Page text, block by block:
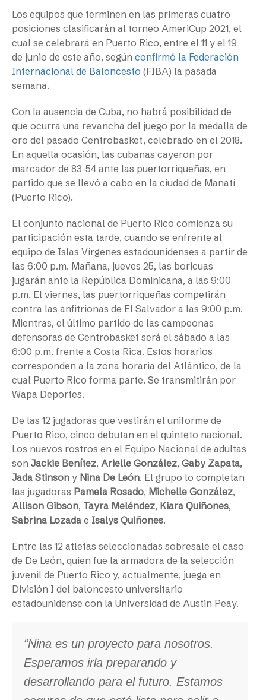
Los equipos que terminen en las primeras cuatro
posiciones clasificarán al torneo AmeriCup 2021, el
cual se celebrará en Puerto Rico, entre el 11 y el 19
de junio de este año, según confirmó la Federación
Internacional de Baloncesto (FIBA) la pasada
semana.
Con la ausencia de Cuba, no habrá posibilidad de
que ocurra una revancha del juego por la medalla de
oro del pasado Centrobasket, celebrado en el 2018.
En aquella ocasión, las cubanas cayeron por
marcador de 83-54 ante las puertorriqueñas, en
partido que se llevó a cabo en la ciudad de Manatí
(Puerto Rico).
El conjunto nacional de Puerto Rico comienza su
participación esta tarde, cuando se enfrente al
equipo de Islas Vírgenes estadounidenses a partir de
las 6:00 p.m. Mañana, jueves 25, las boricuas
jugarán ante la República Dominicana, a las 9:00
p.m. El viernes, las puertorriqueñas competirán
contra las anfitrionas de El Salvador a las 9:00 p.m.
Mientras, el último partido de las campeonas
defensoras de Centrobasket será el sábado a las
6:00 p.m. frente a Costa Rica. Estos horarios
corresponden a la zona horaria del Atlántico, de la
cual Puerto Rico forma parte. Se transmitirán por
Wapa Deportes.
De las 12 jugadoras que vestirán el uniforme de
Puerto Rico, cinco debutan en el quinteto nacional.
Los nuevos rostros en el Equipo Nacional de adultas
son Jackie Benítez, Arielle González, Gaby Zapata,
Jada Stinson y Nina De León. El grupo lo completan
las jugadoras Pamela Rosado, Michelle González,
Allison Gibson, Tayra Meléndez, Kiara Quiñones,
Sabrina Lozada e Isalys Quiñones.
Entre las 12 atletas seleccionadas sobresale el caso
de De León, quien fue la armadora de la selección
juvenil de Puerto Rico y, actualmente, juega en
División I del baloncesto universitario
estadounidense con la Universidad de Austin Peay.
“Nina es un proyecto para nosotros.
Esperamos irla preparando y
desarrollando para el futuro. Estamos